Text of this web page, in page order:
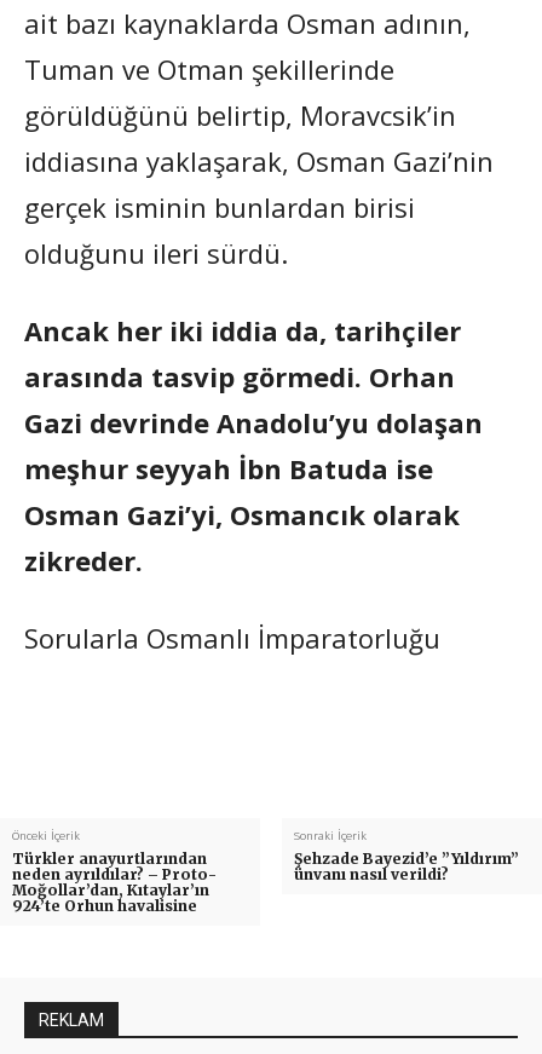
ait bazı kaynaklarda Osman adının,
Tuman ve Otman şekillerinde
görüldüğünü belirtip, Moravcsik’in
iddiasına yaklaşarak, Osman Gazi’nin
gerçek isminin bunlardan birisi
olduğunu ileri sürdü.
Ancak her iki iddia da, tarihçiler
arasında tasvip görmedi. Orhan
Gazi devrinde Anadolu’yu dolaşan
meşhur seyyah İbn Batuda ise
Osman Gazi’yi, Osmancık olarak
zikreder.
Sorularla Osmanlı İmparatorluğu
Önceki İçerik
Türkler anayurtlarından
neden ayrıldılar? – Proto-
Moğollar’dan, Kıtaylar’ın
924’te Orhun havalisine
Sonraki İçerik
Şehzade Bayezid’e ”Yıldırım”
ünvanı nasıl verildi?
REKLAM